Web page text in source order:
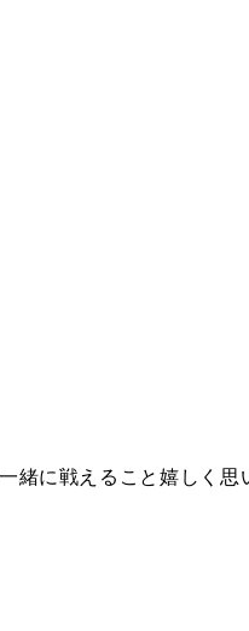
緒に戦えること嬉しく